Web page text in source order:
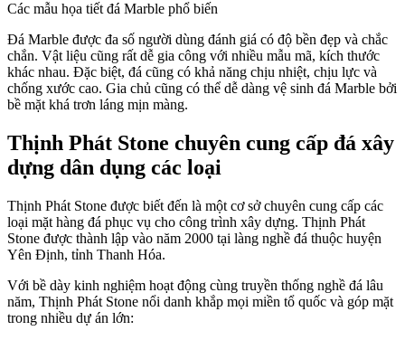
Các mẫu họa tiết đá Marble phổ biến
Đá Marble được đa số người dùng đánh giá có độ bền đẹp và chắc
chắn. Vật liệu cũng rất dễ gia công với nhiều mẫu mã, kích thước
khác nhau. Đặc biệt, đá cũng có khả năng chịu nhiệt, chịu lực và
chống xước cao. Gia chủ cũng có thể dễ dàng vệ sinh đá Marble bởi
bề mặt khá trơn láng mịn màng.
Thịnh Phát Stone chuyên cung cấp đá xây
dựng dân dụng các loại
Thịnh Phát Stone được biết đến là một cơ sở chuyên cung cấp các
loại mặt hàng đá phục vụ cho công trình xây dựng. Thịnh Phát
Stone được thành lập vào năm 2000 tại làng nghề đá thuộc huyện
Yên Định, tỉnh Thanh Hóa.
Với bề dày kinh nghiệm hoạt động cùng truyền thống nghề đá lâu
năm, Thịnh Phát Stone nổi danh khắp mọi miền tổ quốc và góp mặt
trong nhiều dự án lớn: